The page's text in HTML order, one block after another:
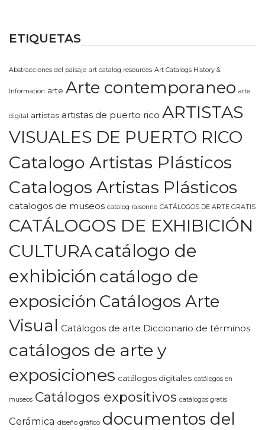
ETIQUETAS
Abstracciones del paisaje art catalog resources Art Catalogs History &
Information arte Arte contemporaneo arte
digital artistas artistas de puerto rico ARTISTAS
VISUALES DE PUERTO RICO
Catalogo Artistas Plásticos
Catalogos Artistas Plásticos
catalogos de museos catalog raisonne CATÁLOGOS DE ARTE GRATIS
CATÁLOGOS DE EXHIBICIÓN
CULTURAcatálogo de
exhibición catálogo de
exposición Catálogos Arte
Visual Catálogos de arte Diccionario de términos
catálogos de arte y
exposiciones catálogos digitales catálogos en
museos Catálogos expositivos catálogos gratis
Cerámica diseño gráfico documentos del